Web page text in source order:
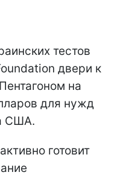
тестов
двери к
на
для нужд
США.
готовит